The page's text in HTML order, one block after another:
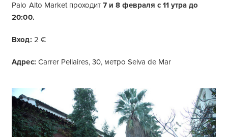
Palo Alto Market проходит7 и 8 февраля с 11 утра до
20:00.
Вход: 2 €
Адрес: Carrer Pellaires, 30, метро Selva de Mar